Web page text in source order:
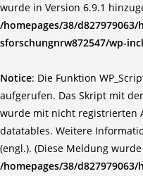
wurde in Version 6.9.1
/homepages/38/
sforschungnrw872547/wp-
Notice: Die Funktion
aufgerufen. Das Skript mit
wurde mit nicht registrierten
datatables. Weitere
(engl.). (Diese Meldung
/homepages/38/